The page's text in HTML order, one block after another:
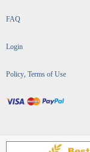
FAQ
Login
Policy, Terms of Use